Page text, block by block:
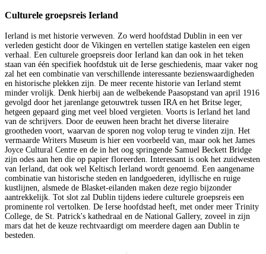
Culturele groepsreis Ierland
Ierland is met historie verweven. Zo werd hoofdstad Dublin in een ver
verleden gesticht door de Vikingen en vertellen statige kastelen een eigen
verhaal. Een culturele groepsreis door Ierland kan dan ook in het teken
staan van één specifiek hoofdstuk uit de Ierse geschiedenis, maar vaker nog
zal het een combinatie van verschillende interessante bezienswaardigheden
en historische plekken zijn. De meer recente historie van Ierland stemt
minder vrolijk. Denk hierbij aan de welbekende Paasopstand van april 1916
gevolgd door het jarenlange getouwtrek tussen IRA en het Britse leger,
hetgeen gepaard ging met veel bloed vergieten. Voorts is Ierland het land
van de schrijvers. Door de eeuwen heen bracht het diverse literaire
grootheden voort, waarvan de sporen nog volop terug te vinden zijn. Het
vermaarde Writers Museum is hier een voorbeeld van, maar ook het James
Joyce Cultural Centre en de in het oog springende Samuel Beckett Bridge
zijn odes aan hen die op papier floreerden. Interessant is ook het zuidwesten
van Ierland, dat ook wel Keltisch Ierland wordt genoemd. Een aangename
combinatie van historische steden en landgoederen, idyllische en ruige
kustlijnen, alsmede de Blasket-eilanden maken deze regio bijzonder
aantrekkelijk. Tot slot zal Dublin tijdens iedere culturele groepsreis een
prominente rol vertolken. De Ierse hoofdstad heeft, met onder meer Trinity
College, de St. Patrick's kathedraal en de National Gallery, zoveel in zijn
mars dat het de keuze rechtvaardigt om meerdere dagen aan Dublin te
besteden.